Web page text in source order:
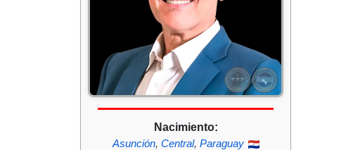
Nacimiento:
Asunción, Central, Paraguay